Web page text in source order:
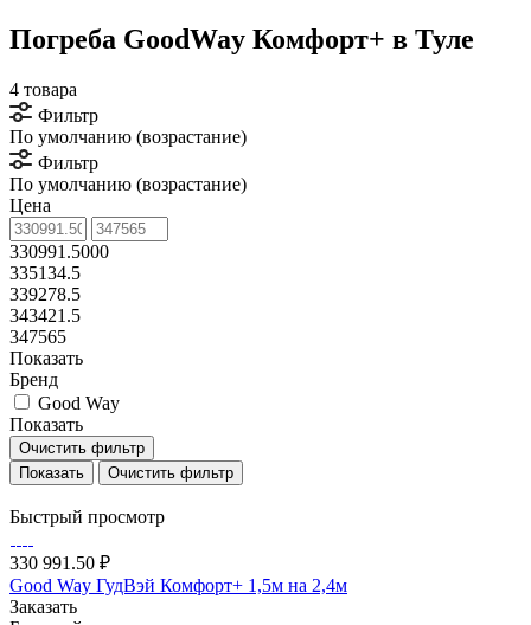
Погреба GoodWay Комфорт+ в Туле
4 товара
Фильтр
По умолчанию (возрастание)
Фильтр
По умолчанию (возрастание)
Цена
330991.5000
335134.5
339278.5
343421.5
347565
Показать
Бренд
Good Way
Показать
Очистить фильтр
Очистить фильтр
Быстрый просмотр
330 991.50 ₽
Good Way ГудВэй Комфорт+ 1,5м на 2,4м
Заказать